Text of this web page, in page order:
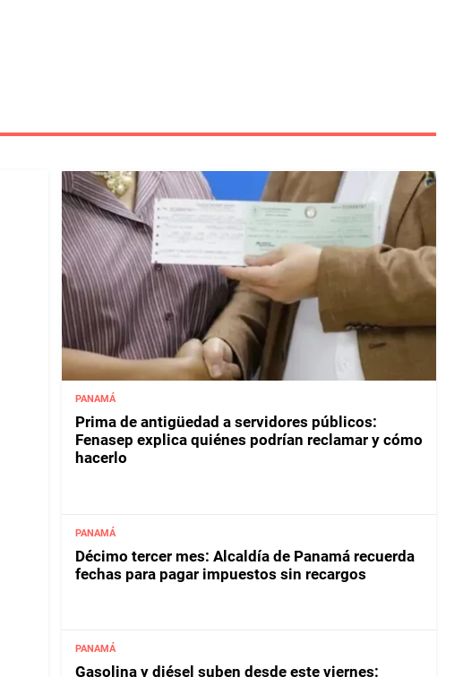
PANAMÁ
Prima de antigüedad a servidores públicos:
Fenasep explica quiénes podrían reclamar y cómo
hacerlo
PANAMÁ
Décimo tercer mes: Alcaldía de Panamá recuerda
fechas para pagar impuestos sin recargos
PANAMÁ
Gasolina y diésel suben desde este viernes: